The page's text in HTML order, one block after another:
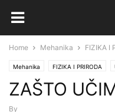
Home Mehanika FIZIKA I
Mehanika FIZIKA I PRIRODA
ZAŠTO
By